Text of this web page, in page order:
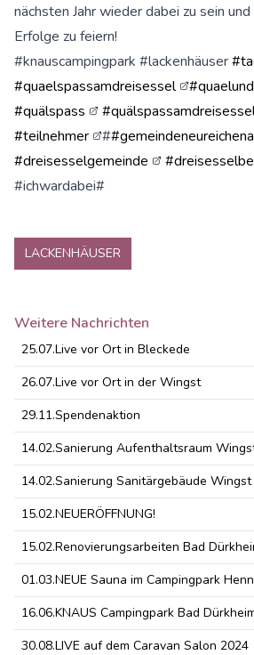
nächsten Jahr wieder dabei zu sein
Erfolge zu feiern!
#knauscampingpark #lackenhäuser
#quaelspassamdreisessel
#quälspass
#teilnehmer
#
#dreisesselgemeinde
#ichwardabei#
LACKENHÄUSER
Weitere Nachrichten
25.07.Live vor Ort in Bleckede
26.07.Live vor Ort in der Wingst
29.11.Spendenaktion
14.02.Sanierung Aufenthaltsraum
14.02.Sanierung Sanitärgebäude Wingst
15.02.NEUERÖFFNUNG!
15.02.Renovierungsarbeiten Bad
01.03.NEUE Sauna im Campingpark
16.06.KNAUS Campingpark Bad
30.08.LIVE auf dem Caravan Salon 2024